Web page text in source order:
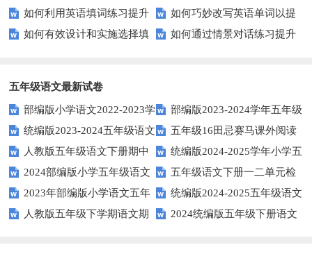
富多彩！
享
通用的日期表达？
平？这些测试技巧要知道！
如何利用英语填词练习提升
词汇量？这里有5个高效方法值
如何巧妙改写英语单词以提
升文章魅力？
如何有效设计和实施选择填
如何通过情景对话练习提升
五年级语文最新试卷
部编版小学语文2022-2023学
年上期五年级期末试题
部编版2023-2024学年五年级
语文下学期期末考前质量冲刺卷
统编版2023-2024五年级语文
下册期中阶段调研卷
五年级16田忌赛马课外阅读
练习题及答案
人教版五年级语文下册期中
试题及参考答案
统编版2024-2025学年小学五
年级语文上册期中试卷
2024部编版小学五年级语文
下学期期末测试卷
五年级语文下册一二单元检
测题
2023年部编版小学语文五年
级下册期末模拟题
统编版2024-2025五年级语文
第一学期期末测试卷
人教版五年级下学期语文期
2024统编版五年级下册语文